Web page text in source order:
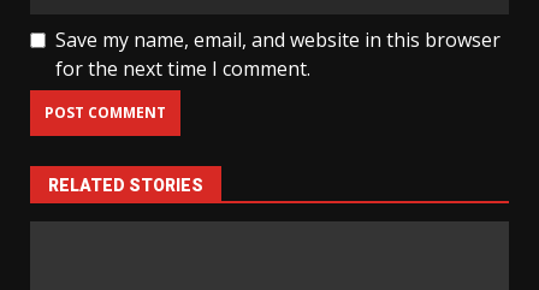
Save my name, email, and website in this browser
for the next time I comment.
RELATED STORIES